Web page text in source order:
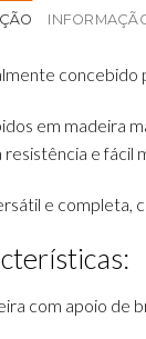
concebido
em madeira
resistência e fácil
e completa,
com apoio de